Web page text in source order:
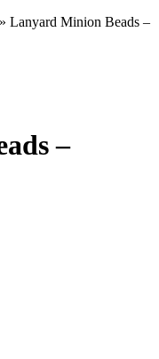
» Lanyard Minion Beads –
–